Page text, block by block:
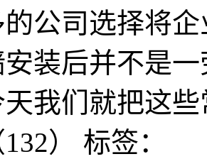
公司选择将
装后并不是
我们就把这
） 标签：